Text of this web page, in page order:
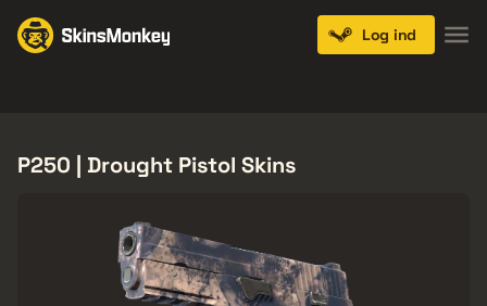
Log ind
P250 | Drought Pistol Skins